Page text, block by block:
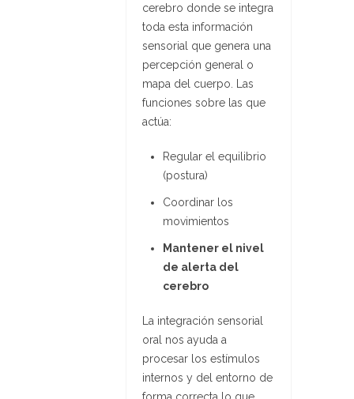
cerebro donde se integra
toda esta información
sensorial que genera una
percepción general o
mapa del cuerpo. Las
funciones sobre las que
actúa:
Regular el equilibrio
(postura)
Coordinar los
movimientos
Mantener el nivel
de alerta del
cerebro
La integración sensorial
oral nos ayuda a
procesar los estímulos
internos y del entorno de